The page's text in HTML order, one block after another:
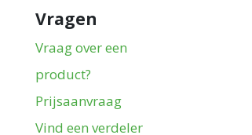
Vragen
Vraag over een
product?
Prijsaanvraag
Vind een verdeler